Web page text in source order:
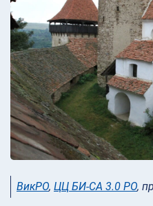
ВикРО, ЦЦ БИ-СА 3.0 РО,